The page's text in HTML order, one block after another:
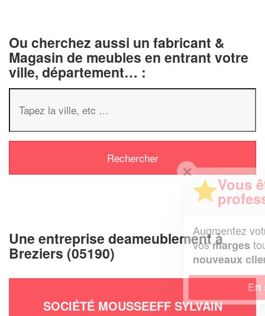
Ou cherchez aussi un fabricant &
Magasin de meubles en entrant votre
ville, département… :
Une entreprise deameublement à
Breziers (05190)
SOCIÉTÉ MOUSSEEFF SYLVAIN
✕
professionnel ?
Augmentez votre chiffre d'affaireset
vosmargestout en gagnant de
nouveaux clients